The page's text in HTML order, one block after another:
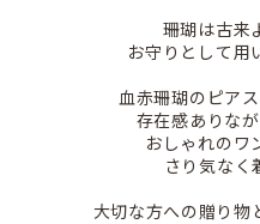
珊瑚は古来
お守りとして用
血赤珊瑚のピア
存在感ありな
おしゃれのワ
さり気なく
大切な方への贈り物